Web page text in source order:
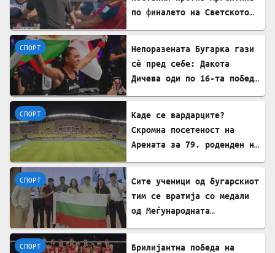
по финалето на Светското
СПОРТ
Непоразената Бугарка гази
сè пред себе: Дакота
Дичева оди по 16-та победа
СПОРТ
Каде се вардарците?
Скромна посетеност на
Арената за 79. роденден на
СПОРТ
​Сите ученици од бугарскиот
тим се вратија со медали
од Меѓународната
СПОРТ
Брилијантна победа на